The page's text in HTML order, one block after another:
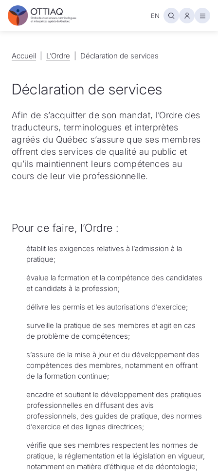
EN
Accueil
Accueil L’Ordre
L’Ordre Déclaration de services
Déclaration de services
Afin de s’acquitter de son mandat, l’Ordre des
traducteurs, terminologues et interprètes
agréés du Québec s’assure que ses membres
offrent des services de qualité au public et
qu’ils maintiennent leurs compétences au
cours de leur vie professionnelle.
Pour ce faire, l’Ordre :
établit les exigences relatives à l’admission à la
pratique;
évalue la formation et la compétence des candidates
et candidats à la profession;
délivre les permis et les autorisations d’exercice;
surveille la pratique de ses membres et agit en cas
de problème de compétences;
s’assure de la mise à jour et du développement des
compétences des membres, notamment en offrant
de la formation continue;
encadre et soutient le développement des pratiques
professionnelles en diffusant des avis
professionnels, des guides de pratique, des normes
d’exercice et des lignes directrices;
vérifie que ses membres respectent les normes de
pratique, la réglementation et la législation en vigueur,
notamment en matière d’éthique et de déontologie;